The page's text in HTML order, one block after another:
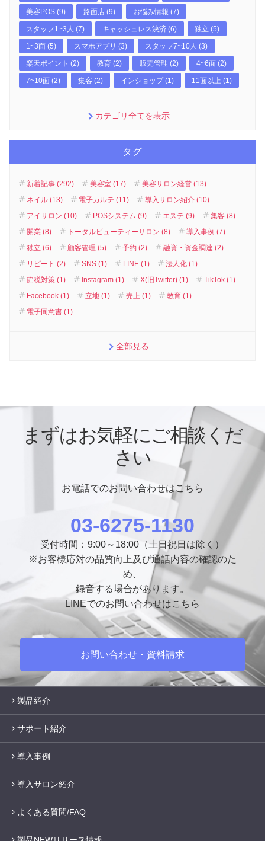
美容POS (9) 路面店 (9) お悩み情報 (7)
スタッフ1~3人 (7) キャッシュレス決済 (6) 独立 (5)
1~3面 (5) スマホアプリ (3) スタッフ7~10人 (3)
楽天ポイント (2) 教育 (2) 販売管理 (2) 4~6面 (2)
7~10面 (2) 集客 (2) インショップ (1) 11面以上 (1)
カテゴリ全てを表示
タグ
新着記事 (292) 美容室 (17)
美容サロン経営 (13)
ネイル (13)
電子カルテ (11)
導入サロン紹介 (10)
アイサロン (10)
POSシステム (9) エステ (9)
集客 (8)
開業 (8)
トータルビューティーサロン (8)
導入事例 (7)
独立 (6)
顧客管理 (5) 予約 (2)
融資・資金調達 (2)
リピート (2)
SNS (1) LINE (1)
法人化 (1)
節税対策 (1)
Instagram (1) X(旧Twitter) (1)
TikTok (1)
Facebook (1)
立地 (1) 売上 (1)
教育 (1)
電子同意書 (1)
全部見る
まずはお気軽にご相談くだ
さい
お電話でのお問い合わせはこちら
03-6275-1130
受付時間：9:00～18:00（土日祝日は除く）
※お客様応対の品質向上及び通話内容の確認のた
め、
録音する場合があります。
LINEでのお問い合わせはこちら
お問い合わせ・資料請求
製品紹介
サポート紹介
導入事例
導入サロン紹介
よくある質問/FAQ